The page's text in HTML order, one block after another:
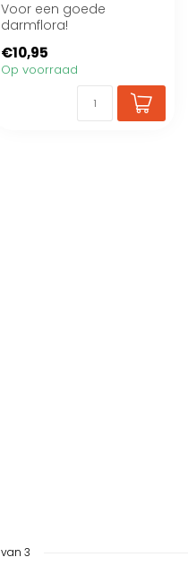
Voor een goede
darmflora!
€10,95
Op voorraad
van 3